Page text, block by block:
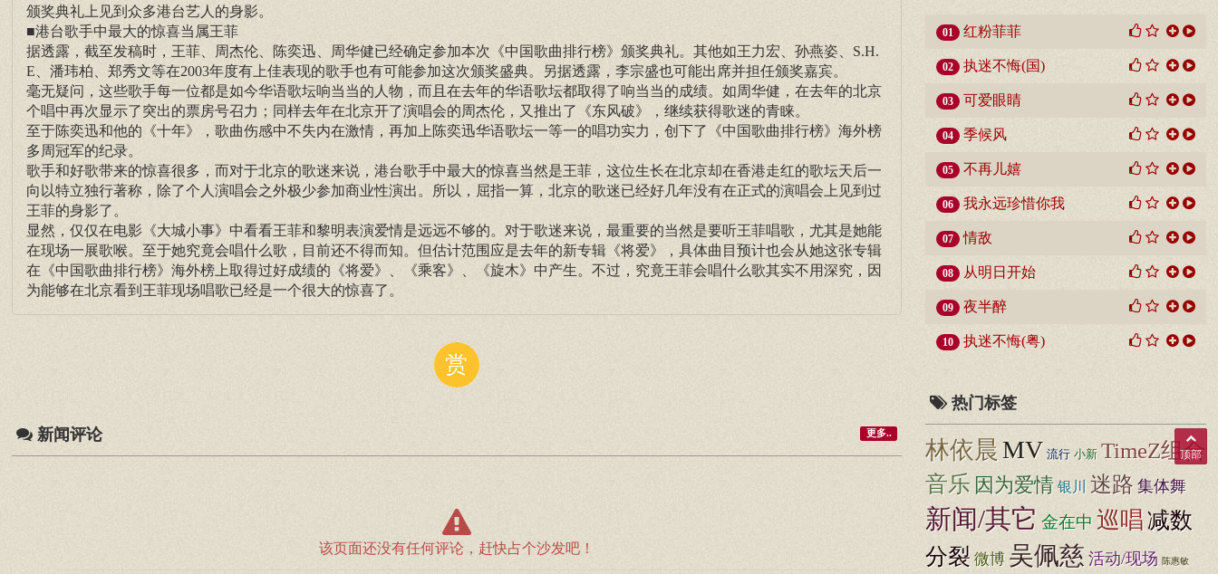
颁奖典礼上见到众多港台艺人的身影。
■港台歌手中最大的惊喜当属王菲
据透露，截至发稿时，王菲、周杰伦、陈奕迅、周华健已经确定参加本次《中国歌曲排行榜》颁奖典礼。其他如王力宏、孙燕姿、S.H.
E、潘玮柏、郑秀文等在2003年度有上佳表现的歌手也有可能参加这次颁奖盛典。另据透露，李宗盛也可能出席并担任颁奖嘉宾。
毫无疑问，这些歌手每一位都是如今华语歌坛响当当的人物，而且在去年的华语歌坛都取得了响当当的成绩。如周华健，在去年的北京
个唱中再次显示了突出的票房号召力；同样去年在北京开了演唱会的周杰伦，又推出了《东风破》，继续获得歌迷的青睐。
至于陈奕迅和他的《十年》，歌曲伤感中不失内在激情，再加上陈奕迅华语歌坛一等一的唱功实力，创下了《中国歌曲排行榜》海外榜
多周冠军的纪录。
歌手和好歌带来的惊喜很多，而对于北京的歌迷来说，港台歌手中最大的惊喜当然是王菲，这位生长在北京却在香港走红的歌坛天后一
向以特立独行著称，除了个人演唱会之外极少参加商业性演出。所以，屈指一算，北京的歌迷已经好几年没有在正式的演唱会上见到过
王菲的身影了。
显然，仅仅在电影《大城小事》中看看王菲和黎明表演爱情是远远不够的。对于歌迷来说，最重要的当然是要听王菲唱歌，尤其是她能
在现场一展歌喉。至于她究竟会唱什么歌，目前还不得而知。但估计范围应是去年的新专辑《将爱》，具体曲目预计也会从她这张专辑
在《中国歌曲排行榜》海外榜上取得过好成绩的《将爱》、《乘客》、《旋木》中产生。不过，究竟王菲会唱什么歌其实不用深究，因
为能够在北京看到王菲现场唱歌已经是一个很大的惊喜了。
赏
新闻评论 更多..
该页面还没有任何评论，赶快占个沙发吧！
01 红粉菲菲
02 执迷不悔(国)
03 可爱眼睛
04 季候风
05 不再儿嬉
06 我永远珍惜你我
07 情敌
08 从明日开始
09 夜半醉
10 执迷不悔(粤)
热门标签
林依晨 MV 流行 小新 TimeZ组合
音乐 因为爱情 银川 迷路 集体舞
新闻/其它 金在中 巡唱减数
分裂 微博 吴佩慈 活动/现场 陈惠敏
顶部